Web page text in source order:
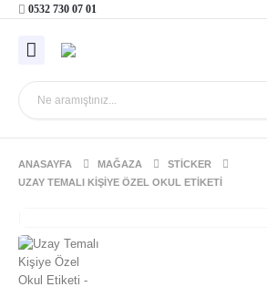
0532 730 07 01
ANASAYFA MAĞAZA
STICKER
UZAY TEMALI KIŞIYE ÖZEL OKUL ETIKETI